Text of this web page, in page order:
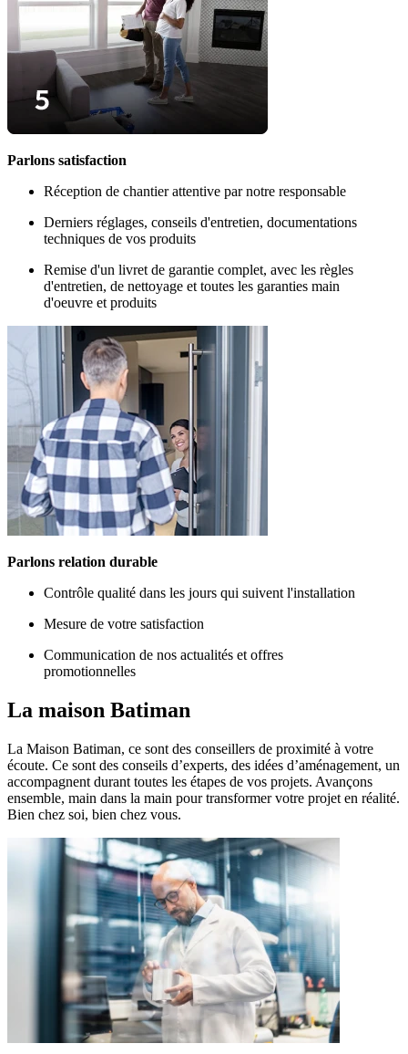
Parlons satisfaction
Réception de chantier attentive par notre responsable
Derniers réglages, conseils d'entretien, documentations
techniques de vos produits
Remise d'un livret de garantie complet, avec les règles
d'entretien, de nettoyage et toutes les garanties main
d'oeuvre et produits
Parlons relation durable
Contrôle qualité dans les jours qui suivent l'installation
Mesure de votre satisfaction
Communication de nos actualités et offres
promotionnelles
La maison Batiman
La Maison Batiman, ce sont des conseillers de proximité à votre
écoute. Ce sont des conseils d’experts, des idées d’aménagement, un
accompagnent durant toutes les étapes de vos projets. Avançons
ensemble, main dans la main pour transformer votre projet en réalité.
Bien chez soi, bien chez vous.